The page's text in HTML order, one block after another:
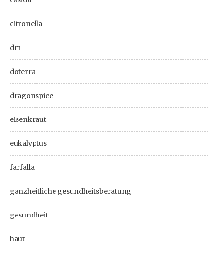
citronella
dm
doterra
dragonspice
eisenkraut
eukalyptus
farfalla
ganzheitliche gesundheitsberatung
gesundheit
haut